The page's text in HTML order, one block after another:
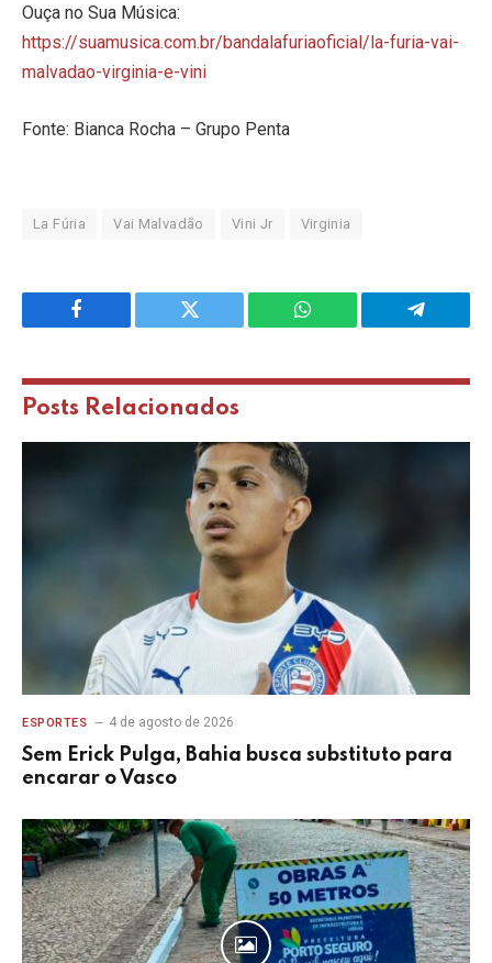
Ouça no Sua Música:
https://suamusica.com.br/bandalafuriaoficial/la-furia-vai-
malvadao-virginia-e-vini
Fonte: Bianca Rocha – Grupo Penta
La Fúria Vai Malvadão Vini Jr Virginia
Facebook Twitter WhatsApp Telegram
Posts Relacionados
ESPORTES 4 de agosto de 2026
Sem Erick Pulga, Bahia busca substituto para
encarar o Vasco